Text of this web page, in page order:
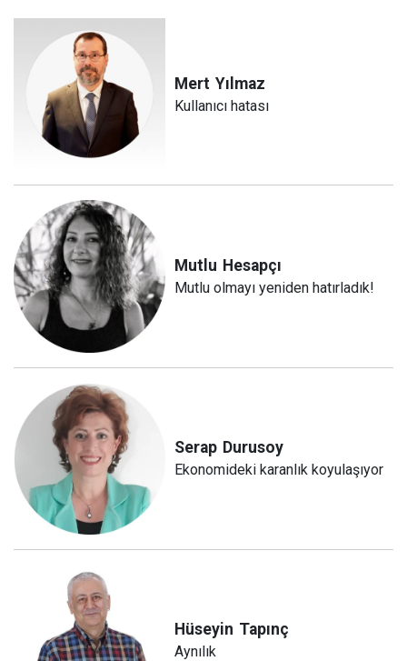
Mert Yılmaz
Kullanıcı hatası
Mutlu Hesapçı
Mutlu olmayı yeniden hatırladık!
Serap Durusoy
Ekonomideki karanlık koyulaşıyor
Hüseyin Tapınç
Aynılık